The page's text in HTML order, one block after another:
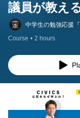
議員が教え
中学生の勉強応援『
Course • 2 hours